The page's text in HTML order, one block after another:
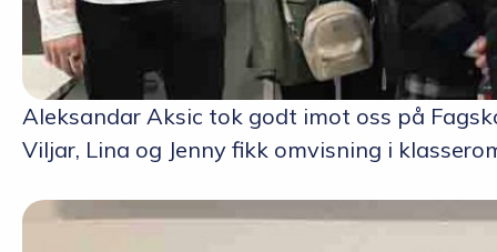
Aleksandar Aksic tok godt imot oss på
Viljar, Lina og Jenny fikk omvisning i